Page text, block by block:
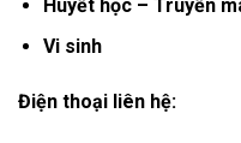
Huyết học – Truyền
Vi sinh
Điện thoại liên hệ: